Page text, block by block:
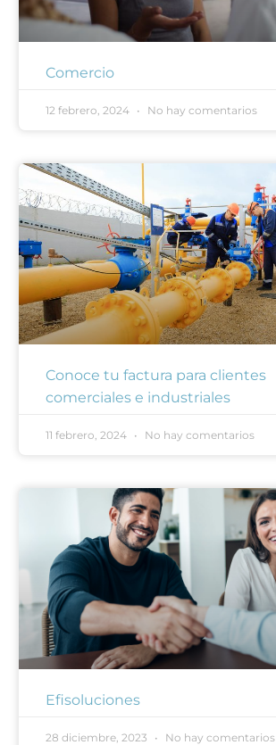
Comercio
12 febrero, 2024 No hay comentarios
Conoce tu factura para clientes
comerciales e industriales
11 febrero, 2024 No hay comentarios
Efisoluciones
28 diciembre, 2023 No hay comentarios